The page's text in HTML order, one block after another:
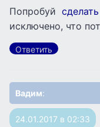
Попробуй
исключено, что
Ответить
Вадим:
24.01.2017 в 02:33